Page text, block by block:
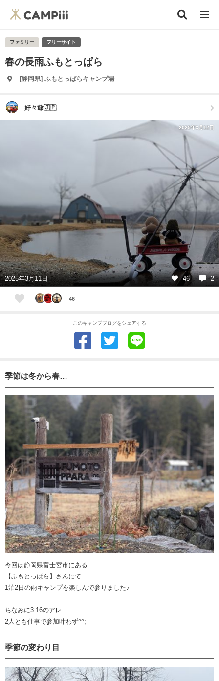
ファミリー フリーサイト
春の長雨ふもとっぱら
[静岡県] ふもとっぱらキャンプ場
好々爺🇯🇵
2025年3月12日
2025年3月11日 46 2
46
このキャンプブログをシェアする
季節は冬から春…
今回は静岡県富士宮市にある
【ふもとっぱら】さんにて
1泊2日の雨キャンプを楽しんで参りました♪
ちなみに3.16のアレ…
2人とも仕事で参加叶わず^^;
季節の変わり目